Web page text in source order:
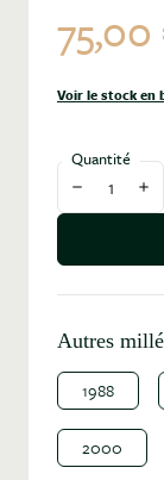
75,00
Voir le stock en
Quantité
Diminuer
Autres
1988
2000